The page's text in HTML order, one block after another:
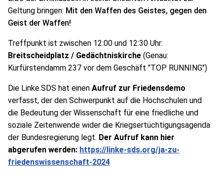
Geltung bringen: Mit den Waffen des Geistes, gegen den
Geist der Waffen!
Treffpunkt ist zwischen 12:00 und 12:30 Uhr:
Breitscheidplatz / Gedächtniskirche (Genau:
Kurfürstendamm 237 vor dem Geschäft "TOP RUNNING")
Die Linke.SDS hat einen Aufruf zur Friedensdemo
verfasst, der den Schwerpunkt auf die Hochschulen und
die Bedeutung der Wissenschaft für eine friedliche und
soziale Zeitenwende wider die Kriegsertüchtigungsagenda
der Bundesregierung legt. Der Aufruf kann hier
abgerufen werden: https://linke-sds.org/ja-zu-
friedenswissenschaft-2024